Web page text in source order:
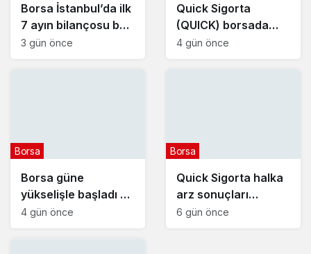
Borsa İstanbul’da ilk
7 ayın bilançosu belli
oldu
3 gün önce
Quick Sigorta
(QUICK) borsada
yarın işlem görmeye
4 gün önce
Borsa güne
yükselişle başladı –
5 Ağustos 2026
Borsa
4 gün önce
Quick Sigorta halka
arz sonuçları
açıklandı : Quick
Borsa
6 gün önce